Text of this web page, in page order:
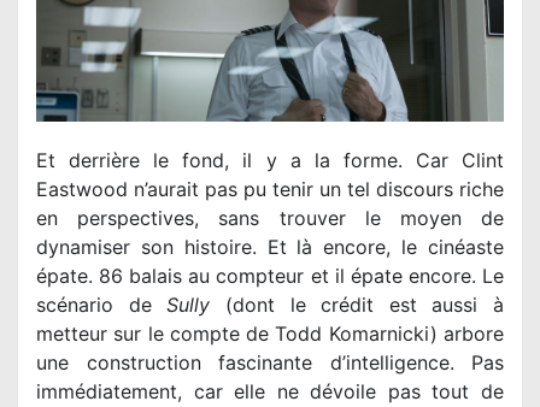
Et derrière le fond, il y a la forme. Car Clint
Eastwood n’aurait pas pu tenir un tel discours riche
en perspectives, sans trouver le moyen de
dynamiser son histoire. Et là encore, le cinéaste
épate. 86 balais au compteur et il épate encore. Le
scénario deSully (dont le crédit est aussi à
metteur sur le compte de Todd Komarnicki) arbore
une construction fascinante d’intelligence. Pas
immédiatement, car elle ne dévoile pas tout de